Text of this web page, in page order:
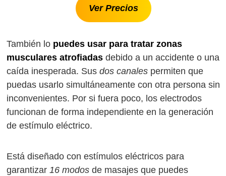
Ver Precios
También lo puedes usar para tratar zonas
musculares atrofiadasdebido a un accidente o una
caída inesperada. Sus dos canalespermiten que
puedas usarlo simultáneamente con otra persona sin
inconvenientes. Por si fuera poco, los electrodos
funcionan de forma independiente en la generación
de estímulo eléctrico.
Está diseñado con estímulos eléctricos para
garantizar 16 modosde masajes que puedes